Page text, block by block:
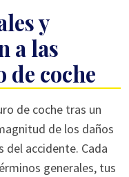
y
a las
coche
de coche tras un
de los daños
del accidente. Cada
generales, tus